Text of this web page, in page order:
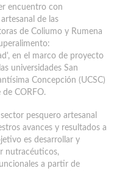
encuentro con
de las
de Coliumo y Rumena
en el marco de proyecto
universidades San
Concepción (UCSC)
CORFO.
pesquero artesanal
avances y resultados a
es desarrollar y
nutracéuticos,
a partir de